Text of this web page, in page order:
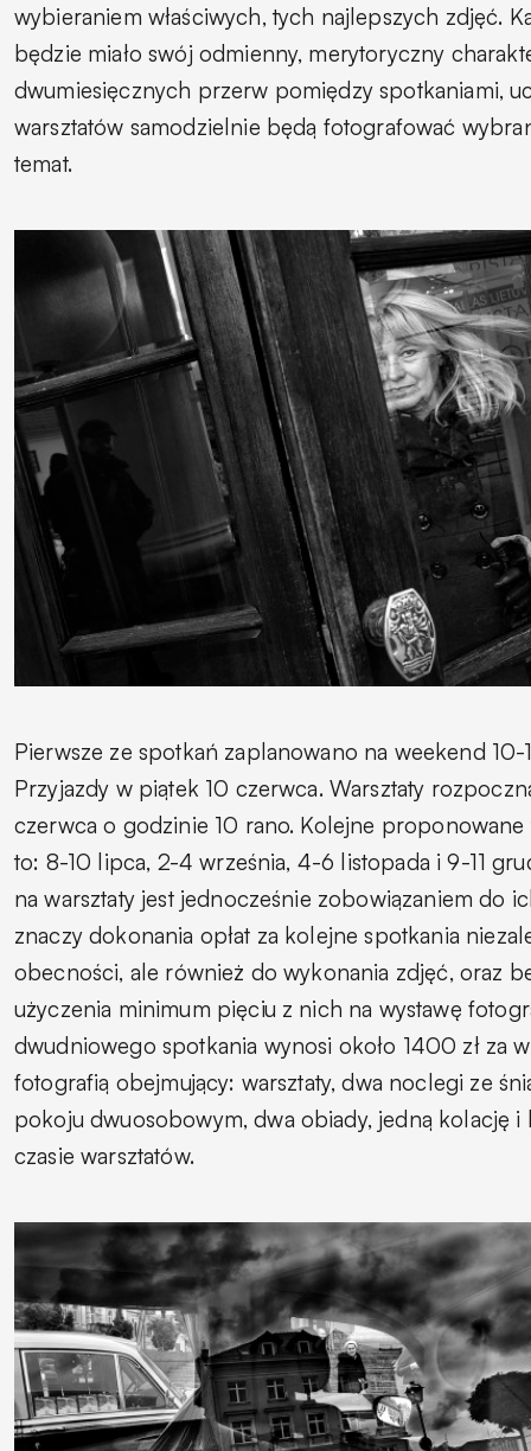
wybieraniem właściwych, tych najlepszych zdjęć.
będzie miało swój odmienny, merytoryczny
dwumiesięcznych przerw pomiędzy spotkaniami,
warsztatów samodzielnie będą fotografować
temat.
Pierwsze ze spotkań zaplanowano na weekend
Przyjazdy w piątek 10 czerwca. Warsztaty
czerwca o godzinie 10 rano. Kolejne
to: 8-10 lipca, 2-4 września, 4-6 listopada i 9-11
na warsztaty jest jednocześnie zobowiązaniem do
znaczy dokonania opłat za kolejne spotkania
obecności, ale również do wykonania zdjęć, oraz
użyczenia minimum pięciu z nich na wystawę
dwudniowego spotkania wynosi około 1400 zł za
fotografią obejmujący: warsztaty, dwa noclegi ze
pokoju dwuosobowym, dwa obiady, jedną kolację i
czasie warsztatów.